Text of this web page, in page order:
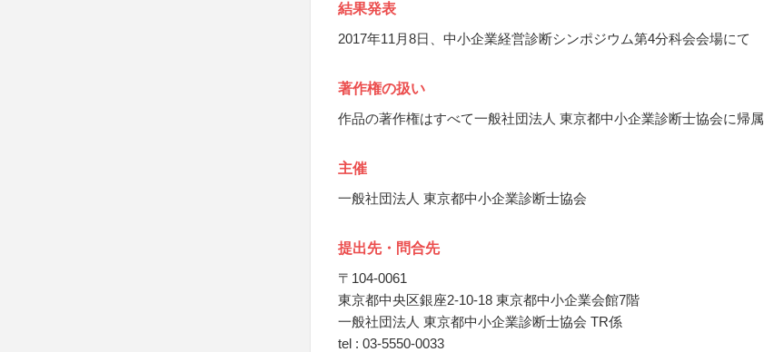
結果発表
2017年11月8日、中小企業経営診断シンポジウム第4分科会会場にて
著作権の扱い
作品の著作権はすべて一般社団法人 東京都中小企業診断士協会に帰属
主催
一般社団法人 東京都中小企業診断士協会
提出先・問合先
〒104-0061
東京都中央区銀座2-10-18 東京都中小企業会館7階
一般社団法人 東京都中小企業診断士協会 TR係
tel : 03-5550-0033